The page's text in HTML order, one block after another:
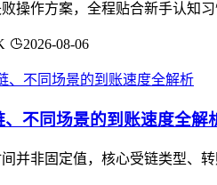
操作方案，全程贴合新手认知
2026-08-06
不同场景的到账速度全解
并非固定值，核心受链类型、